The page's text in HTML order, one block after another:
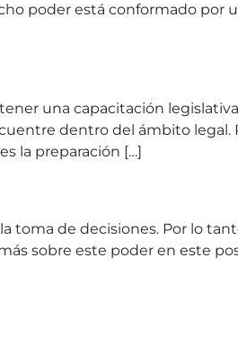
poder está conformado por
una capacitación
dentro del ámbito legal.
la preparación […]
toma de decisiones. Por lo
sobre este poder en este